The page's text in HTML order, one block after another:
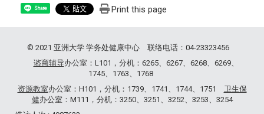
Share Print this page
© 2021 亚洲大学 学务处健康中心 联络电话：04-23323456
谘商辅导办公室：L101，分机：6265、6267、6268、6269、
1745、1763、1768
资源教室办公室：H101，分机：1739、1741、1744、1751 卫生保
健办公室：M111，分机：3250、3251、3252、3253、3254